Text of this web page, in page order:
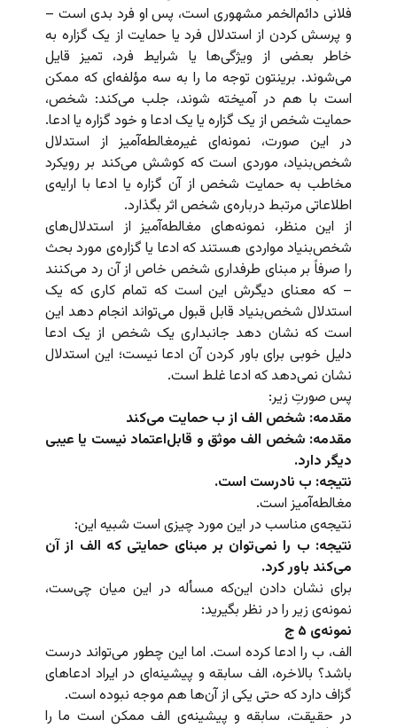
فلانی دائم‌الخمر مشهوری است، پس او فرد بدی است –
و پرسش کردن از استدلال فرد یا حمایت از یک گزاره به
خاطر بعضی از ویژگی‌ها یا شرایط فرد، تمیز قایل
می‌شوند. برینتون توجه ما را به سه مؤلفه‌ای که ممکن
است با هم در آمیخته شوند، جلب می‌کند: شخص،
حمایت شخص از یک گزاره یا یک ادعا و خود گزاره یا ادعا.
در این صورت، نمونه‌ای غیرمغالطه‌آمیز از استدلال
شخص‌بنیاد، موردی است که کوشش می‌کند بر رویکرد
مخاطب به حمایت شخص از آن گزاره یا ادعا با ارایه‌ی
اطلاعاتی مرتبط درباره‌ی شخص اثر بگذارد.
از این منظر، نمونه‌های مغالطه‌آمیز از استدلال‌های
شخص‌بنیاد مواردی هستند که ادعا یا گزاره‌ی مورد بحث
را صرفاً بر مبنای طرفداری شخص خاص از آن رد می‌کنند
– که معنای دیگرش این است که تمام کاری که یک
استدلال شخص‌بنیاد قابل قبول می‌تواند انجام دهد این
است که نشان دهد جانبداری یک شخص از یک ادعا
دلیل خوبی برای باور کردن آن ادعا نیست؛ این استدلال
نشان نمی‌دهد که ادعا غلط است.
پس صورتِ زیر:
مقدمه: شخص الف از ب حمایت می‌‌کند
مقدمه: شخص الف موثق و قابل‌اعتماد نیست یا عیبی
دیگر دارد.
نتیجه: ب نادرست است.
مغالطه‌آمیز است.
نتیجه‌ی مناسب در این مورد چیزی است شبیه این:
نتیجه: ب را نمی‌توان بر مبنای حمایتی که الف از آن
می‌کند باور کرد.
برای نشان دادن این‌که مسأله در این میان چی‌ست،
نمونه‌ی زیر را در نظر بگیرید:
نمونه‌ی ۵ ج
الف، ب را ادعا کرده است. اما این چطور می‌تواند درست
باشد؟ بالاخره، الف سابقه و پیشینه‌ای در ایراد ادعاهای
گزاف دارد که حتی یکی از آن‌ها هم موجه نبوده است.
در حقیقت، سابقه و پیشینه‌ی الف ممکن است ما را